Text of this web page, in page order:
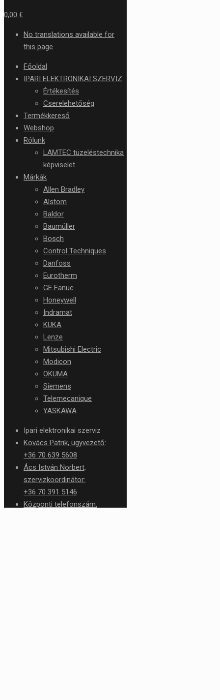
0,00 €
No translations available for
this page
Főoldal
IPARI ELEKTRONIKAI SZERVIZ
Értékesítés
Cserelehetőség
Termékkereső
Webshop
Rólunk
LAMTEC tüzeléstechnika
képviselet
Márkák
Allen Bradley
Alstom
Baldor
Baumüller
Bosch
Control Techniques
Danfoss
Eurotherm
GE Fanuc
Honeywell
Indramat
KUKA
Lenze
Mitsubishi Electric
Modicon
OKUMA
Siemens
Telemecanique
YASKAWA
Ipari elektronikai szerviz
Kovács Patrik, ügyvezető:
+36 70 639 5608
Ács István Norbert,
szervizkoordinátor:
+36 70 391 5146
Központi telefonszám: